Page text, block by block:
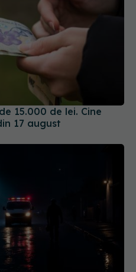
15.000 de lei. Cine
17 august
de ambulanță atacat
Șoferul a ajuns la